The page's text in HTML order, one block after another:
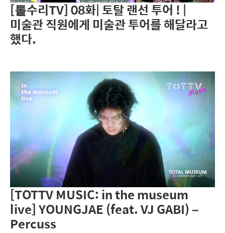
[톹수리TV] 08화| 토탈 랜선 투어 ! |
미술관 직원에게 미술관 투어를 해달라고
했다.
[TOTTV MUSIC: in the museum
live] YOUNGJAE (feat. VJ GABI) –
Percuss